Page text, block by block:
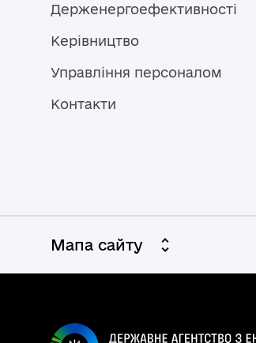
Держенергоефективності
Керівництво
Управління персоналом
Контакти
Мапа сайту